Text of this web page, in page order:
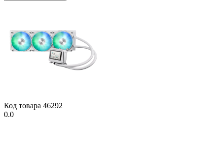
Код товара 46292
0.0